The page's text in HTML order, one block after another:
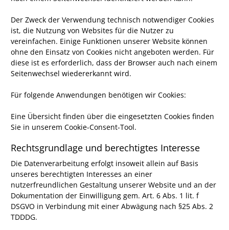
Der Zweck der Verwendung technisch notwendiger Cookies
ist, die Nutzung von Websites für die Nutzer zu
vereinfachen. Einige Funktionen unserer Website können
ohne den Einsatz von Cookies nicht angeboten werden. Für
diese ist es erforderlich, dass der Browser auch nach einem
Seitenwechsel wiedererkannt wird.
Für folgende Anwendungen benötigen wir Cookies:
Eine Übersicht finden über die eingesetzten Cookies finden
Sie in unserem Cookie-Consent-Tool.
Rechtsgrundlage und berechtigtes Interesse
Die Datenverarbeitung erfolgt insoweit allein auf Basis
unseres berechtigten Interesses an einer
nutzerfreundlichen Gestaltung unserer Website und an der
Dokumentation der Einwilligung gem. Art. 6 Abs. 1 lit. f
DSGVO in Verbindung mit einer Abwägung nach §25 Abs. 2
TDDDG.